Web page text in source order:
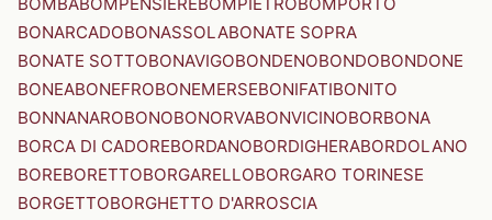
BONARCADOBONASSOLABONATE SOPRA
BONATE SOTTOBONAVIGOBONDENOBONDOBONDONE
BONEABONEFROBONEMERSEBONIFATIBONITO
BONNANAROBONOBONORVABONVICINOBORBONA
BORCA DI CADOREBORDANOBORDIGHERABORDOLANO
BOREBORETTOBORGARELLOBORGARO TORINESE
BORGETTOBORGHETTO D'ARROSCIA